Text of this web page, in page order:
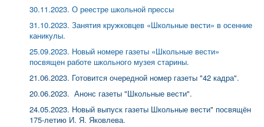
30.11.2023. О реестре школьной прессы
31.10.2023. Занятия кружковцев «Школьные вести» в осенние
каникулы.
25.09.2023. Новый номере газеты «Школьные вести»
посвящен работе школьного музея старины.
21.06.2023. Готовится очередной номер газеты "42 кадра".
20.06.2023. Анонс газеты "Школьные вести".
24.05.2023. Новый выпуск газеты Школьные вести" посвящён
175-летию И. Я. Яковлева.